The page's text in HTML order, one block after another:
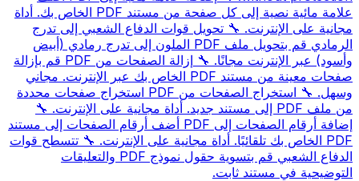
علامة مائية نصية إلى كل صفحة من مستند PDF الخاص بك. أداة
مجانية على الإنترنت. 🔧 تحويل قوات الدفاع الشعبي إلى تدرج
الرمادي
قم بتحويل ملف PDF الملون إلى تدرج رمادي (أبيض
وأسود) عبر الإنترنت مجانًا. 🔧 إزالة الصفحات من PDF
قم بإزالة
صفحات معينة من مستند PDF الخاص بك عبر الإنترنت. مجاني
وسهل. 🔧 استخراج الصفحات من PDF
استخراج صفحات محددة
من ملف PDF إلى مستند جديد. أداة مجانية على الإنترنت.
🔧
إضافة أرقام الصفحات إلى PDF
أضف أرقام الصفحات إلى مستند
PDF الخاص بك تلقائيًا. أداة مجانية على الإنترنت.
🔧 تتسطح قوات
الدفاع الشعبي
قم بتسوية حقول نموذج PDF والتعليقات
التوضيحية في مستند ثابت.